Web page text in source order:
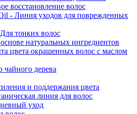
восстановление волос
- Линия уходов для поврежденных
тонких волос
натуральных ингредиентов
цвета окрашенных волос с маслом
дерева
и поддержания цвета
линия для волос
уход